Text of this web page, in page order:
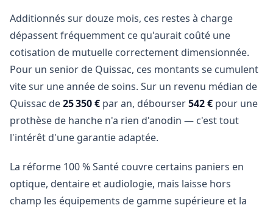
Additionnés sur douze mois, ces restes à charge
dépassent fréquemment ce qu'aurait coûté une
cotisation de mutuelle correctement dimensionnée.
Pour un senior de Quissac, ces montants se cumulent
vite sur une année de soins. Sur un revenu médian de
Quissac de25 350 € par an, débourser542 € pour une
prothèse de hanche n'a rien d'anodin — c'est tout
l'intérêt d'une garantie adaptée.
La réforme 100 % Santé couvre certains paniers en
optique, dentaire et audiologie, mais laisse hors
champ les équipements de gamme supérieure et la